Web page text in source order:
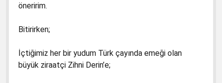
öneririm.
Bitirirken;
İçtiğimiz her bir yudum Türk çayında emeği olan
büyük ziraatçi Zihni Derin’e;